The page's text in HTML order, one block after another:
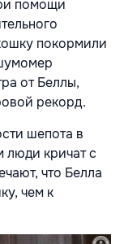
помощи
покормили
от Беллы,
рекорд.
шепота в
люди кричат с
что Белла
чем к